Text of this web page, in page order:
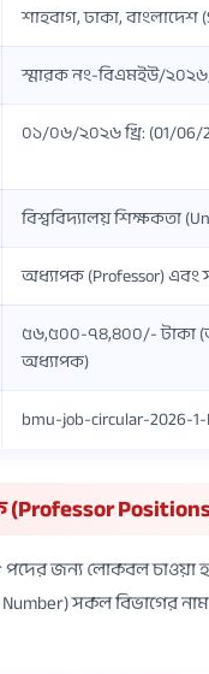
শাহবাগ, ঢাকা, বাংলাদেশ
স্মারক নং-বিএমইউ/
০১/০৬/২০২৬ খ্রি: (01/06/
বিশ্ববিদ্যালয় শিক্ষকতা
অধ্যাপক (Professor) এবং
৫৬,৫০০-৭৪,৪০০/- টাকা
অধ্যাপক)
bmu-job-circular-2026-
(Professor
জন্য লোকবল চাওয়া
সকল বিভাগের